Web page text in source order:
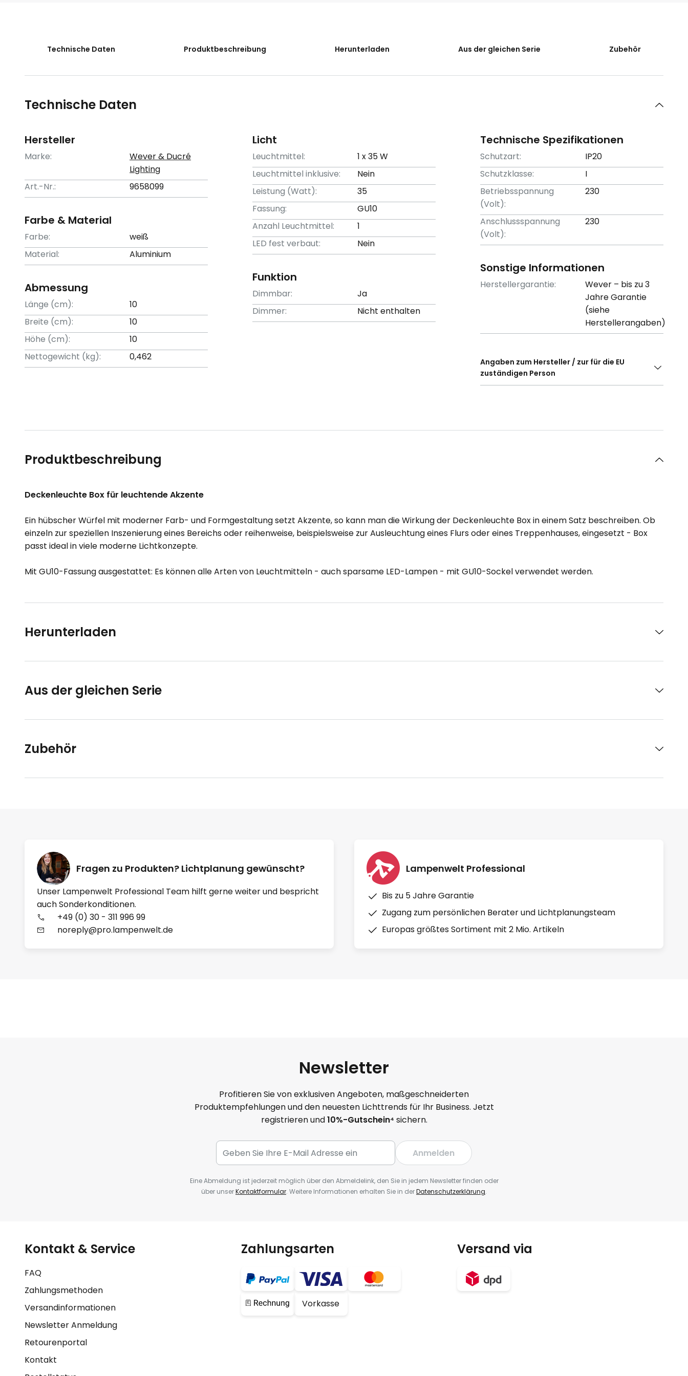
Technische Daten Produktbeschreibung Herunterladen Aus der gleichen Serie Zubehör
Technische Daten
Hersteller
Marke:
Wever & Ducré
Lighting
Art.-Nr.:
9658099
Farbe & Material
Farbe:
weiß
Material:
Aluminium
Abmessung
Länge (cm):
10
Breite (cm):
10
Höhe (cm):
10
Nettogewicht (kg):
0,462
Licht
Leuchtmittel:
1 x 35 W
Leuchtmittel inklusive:
Nein
Leistung (Watt):
35
Fassung:
GU10
Anzahl Leuchtmittel:
1
LED fest verbaut:
Nein
Funktion
Dimmbar:
Ja
Dimmer:
Nicht enthalten
Technische Spezifikationen
Schutzart:
IP20
Schutzklasse:
I
Betriebsspannung
(Volt):
230
Anschlussspannung
(Volt):
230
Sonstige Informationen
Herstellergarantie:
Wever – bis zu 3
Jahre Garantie
(siehe
Herstellerangaben)
Angaben zum Hersteller / zur für die EU
zuständigen Person
Produktbeschreibung
Deckenleuchte Box für leuchtende Akzente
Ein hübscher Würfel mit moderner Farb- und Formgestaltung setzt Akzente, so kann man die Wirkung der Deckenleuchte Box in einem Satz beschreiben. Ob
einzeln zur speziellen Inszenierung eines Bereichs oder reihenweise, beispielsweise zur Ausleuchtung eines Flurs oder eines Treppenhauses, eingesetzt - Box
passt ideal in viele moderne Lichtkonzepte.
Mit GU10-Fassung ausgestattet: Es können alle Arten von Leuchtmitteln - auch sparsame LED-Lampen - mit GU10-Sockel verwendet werden.
Herunterladen
Aus der gleichen Serie
Zubehör
Fragen zu Produkten? Lichtplanung gewünscht?
Unser Lampenwelt Professional Team hilft gerne weiter und bespricht
auch Sonderkonditionen.
+49 (0) 30 - 311 996 99
noreply@pro.lampenwelt.de
Lampenwelt Professional
Bis zu 5 Jahre Garantie
Zugang zum persönlichen Berater und Lichtplanungsteam
Europas größtes Sortiment mit 2 Mio. Artikeln
Newsletter
Profitieren Sie von exklusiven Angeboten, maßgeschneiderten
Produktempfehlungen und den neuesten Lichttrends für Ihr Business. Jetzt
registrieren und10%-Gutschein⁴ sichern.
Anmelden
Eine Abmeldung ist jederzeit möglich über den Abmeldelink, den Sie in jedem Newsletter finden oder
über unserKontaktformular. Weitere Informationen erhalten Sie in derDatenschutzerklärung.
Kontakt & Service
FAQ
Zahlungsmethoden
Versandinformationen
Newsletter Anmeldung
Retourenportal
Kontakt
Zahlungsarten
Vorkasse
Versand via